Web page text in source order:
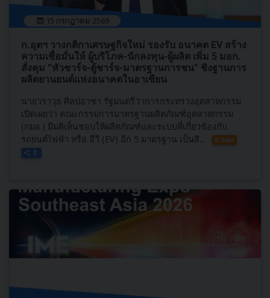
15 กรกฎาคม 2569
ก.อุตฯ วางกติกาเศรษฐกิจใหม่ รองรับ อนาคต EV สร้าง
ความเชื่อมั่นให้ ผู้บริโภค-นักลงทุน-ผู้ผลิต เพิ่ม 5 มอก.
สั่งคุม “หัวชาร์จ-ตู้ชาร์จ-มาตรฐานการชน” ชิงฐานการ
ผลิตยานยนต์แห่งอนาคตในอาเซียน
นายวราวุธ ศิลปอาชา รัฐมนตรีว่าการกระทรวงอุตสาหกรรม
เปิดเผยว่า คณะกรรมการมาตรฐานผลิตภัณฑ์อุตสาหกรรม
(กมอ.) มีมติเห็นชอบให้ผลิตภัณฑ์และระบบที่เกี่ยวข้องกับ
รถยนต์ไฟฟ้า หรือ อีวี (EV) อีก 5 มาตรฐาน เป็นสิ...
อ่านต่อ